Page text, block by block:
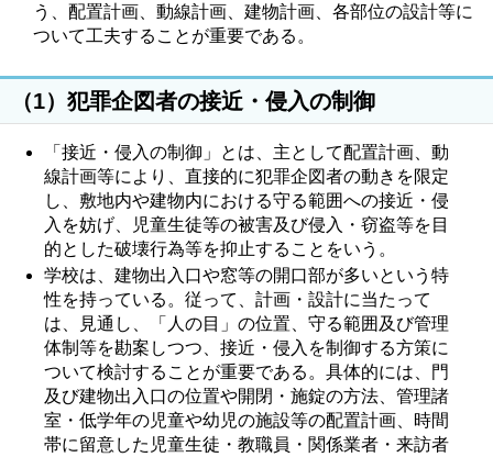
う、配置計画、動線計画、建物計画、各部位の設計等に
ついて工夫することが重要である。
（1）犯罪企図者の接近・侵入の制御
「接近・侵入の制御」とは、主として配置計画、動
線計画等により、直接的に犯罪企図者の動きを限定
し、敷地内や建物内における守る範囲への接近・侵
入を妨げ、児童生徒等の被害及び侵入・窃盗等を目
的とした破壊行為等を抑止することをいう。
学校は、建物出入口や窓等の開口部が多いという特
性を持っている。従って、計画・設計に当たって
は、見通し、「人の目」の位置、守る範囲及び管理
体制等を勘案しつつ、接近・侵入を制御する方策に
ついて検討することが重要である。具体的には、門
及び建物出入口の位置や開閉・施錠の方法、管理諸
室・低学年の児童や幼児の施設等の配置計画、時間
帯に留意した児童生徒・教職員・関係業者・来訪者